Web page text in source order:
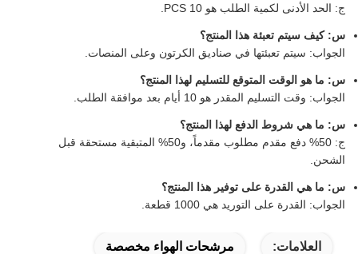
ج: الحد الأدنى لكمية الطلب هو 10 PCS.
س: كيف سيتم تعبئة هذا المنتج؟
الجواب: سيتم تعبئتها في صناديق الكرتون وعلى المنصات.
س: ما هو الوقت المتوقع للتسليم لهذا المنتج؟
الجواب: وقت التسليم المقدر هو 10 أيام بعد موافقة الطلب.
س: ما هي شروط الدفع لهذا المنتج؟
ج: 50% دفع مقدم مطلوب مقدماً، و50% المتبقية مستحقة قبل
الشحن.
س: ما هي القدرة على توفير هذا المنتج؟
الجواب: القدرة على التوريد هي 1000 قطعة.
العلامات: مرشحات الهواء مخصصة